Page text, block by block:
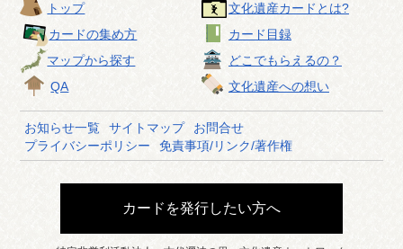
トップ
文化遺産カードとは?
カードの集め方
カード目録
マップから探す
どこでもらえるの？
QA
文化遺産への想い
お知らせ一覧 サイトマップ
お問合せ
プライバシーポリシー
免責事項/リンク/著作権
カードを発行したい方へ